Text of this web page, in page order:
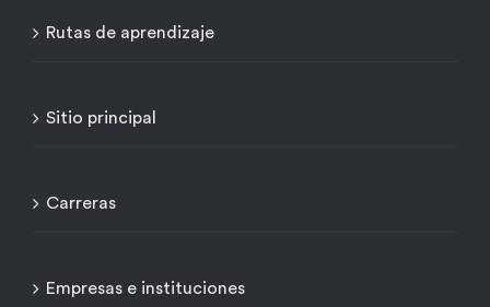
Rutas de aprendizaje
Sitio principal
Carreras
Empresas e instituciones